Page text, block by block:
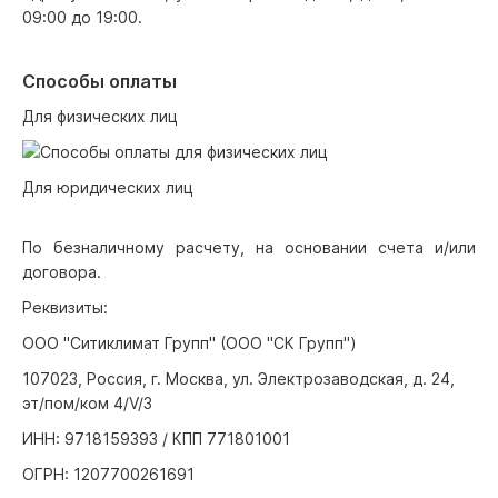
09:00 до 19:00.
Способы оплаты
Для физических лиц
Для юридических лиц
По безналичному расчету, на основании счета и/или
договора.
Реквизиты:
ООО "Ситиклимат Групп" (ООО "СК Групп")
107023, Россия, г. Москва, ул. Электрозаводская, д. 24,
эт/пом/ком 4/V/3
ИНН: 9718159393 / КПП 771801001
ОГРН: 1207700261691